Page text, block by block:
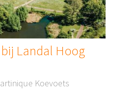
Landal Hoog
Koevoets